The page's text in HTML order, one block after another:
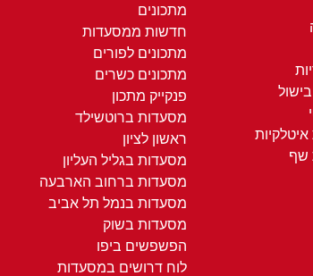
שף
מתכונים
חדשות ממסעדות
מתכונים לפורים
מתכונים כשרים
פנקייק מתכון
מסעדות ברוטשילד
ראשון לציון
מסעדות בגליל העליון
מסעדות ברחוב הארבעה
מסעדות בנמל תל אביב
מסעדות בשוק
הפשפשים ביפו
לוח דרושים במסעדות